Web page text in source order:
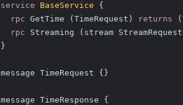
service BaseService
{
rpc GetTime (TimeRequest) returns
rpc Streaming (stream
}
message TimeRequest {}
message TimeResponse {